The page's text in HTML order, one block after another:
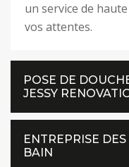
un service de
vos attentes.
POSE DE
JESSY
ENTREPRISE
BAIN